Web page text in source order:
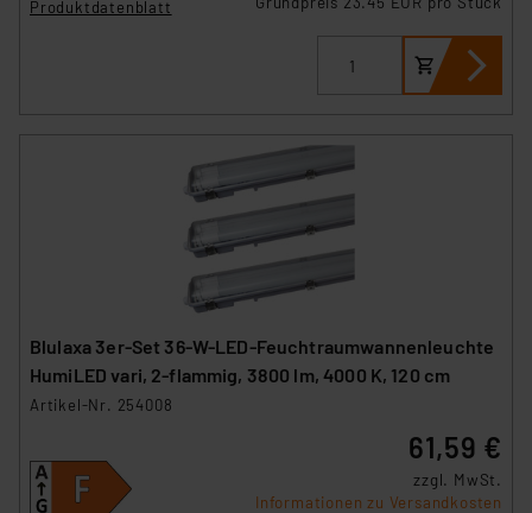
Produktdatenblatt
Blulaxa 3er-Set 36-W-LED-Feuchtraumwannenleuchte
HumiLED vari, 2-flammig, 3800 lm, 4000 K, 120 cm
Artikel-Nr. 254008
61,59 €
zzgl. MwSt.
Informationen zu Versandkosten